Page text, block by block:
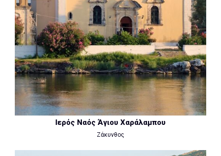
Ιερός Ναός Άγιου Χαράλαμπου
Ζάκυνθος